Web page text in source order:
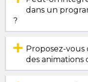
dans un
?
Proposez-vous
des animations